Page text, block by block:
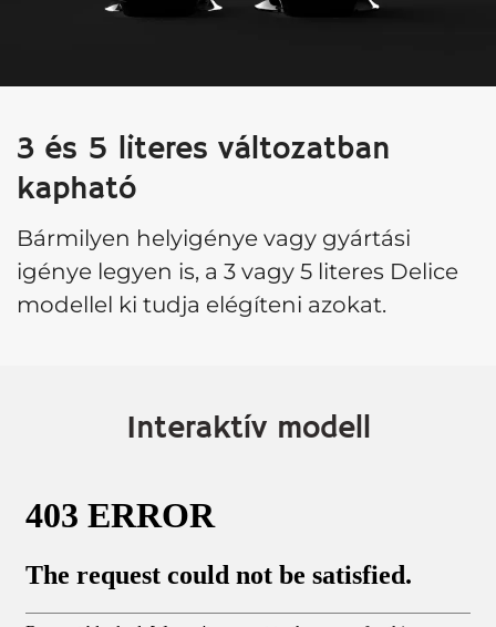
3 és 5 literes változatban
kapható
Bármilyen helyigénye vagy gyártási
igénye legyen is, a 3 vagy 5 literes Delice
modellel ki tudja elégíteni azokat.
Interaktív modell